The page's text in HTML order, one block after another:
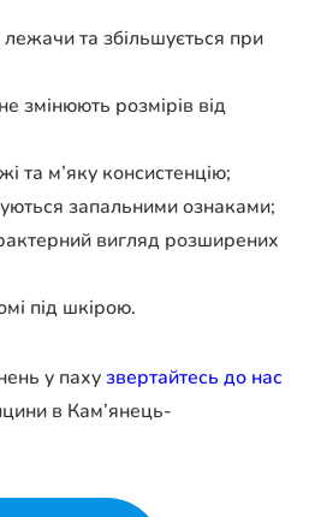
та збільшується при
змінюють розмірів від
та м’яку консистенцію;
запальними ознаками;
вигляд розширених
під шкірою.
у пахузвертайтесь до нас
в Кам’янець-